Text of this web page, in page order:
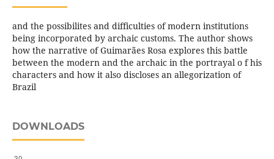
and the possibilites and difficulties of modern institutions
being incorporated by archaic customs. The author shows
how the narrative of Guimarães Rosa explores this battle
between the modern and the archaic in the portrayal o f his
characters and how it also discloses an allegorization of
Brazil
DOWNLOADS